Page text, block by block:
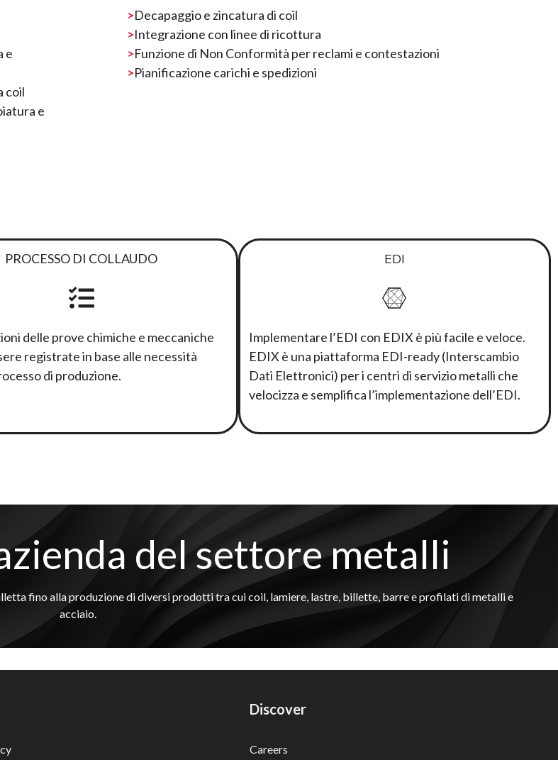
e
coil
e
Decapaggio e zincatura di coil
Integrazione con linee di ricottura
Funzione di Non Conformità per reclami e contestazioni
Pianificazione carichi e spedizioni
PROCESSO DI COLLAUDO
delle prove chimiche e meccaniche
registrate in base alle necessità
di produzione.
EDI
Implementare l’EDI con EDIX è più facile e veloce.
EDIX è una piattaforma EDI-ready (Interscambio
Dati Elettronici) per i centri di servizio metalli che
velocizza e semplifica l’implementazione dell’EDI.
del settore metalli
fino alla produzione di diversi prodotti tra cui coil, lamiere, lastre, billette, barre e profilati di metalli e
acciaio.
Discover
Careers